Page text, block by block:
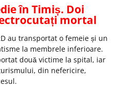
în Timiș. Doi
mortal
au transportat o femeie și un
la membrele inferioare.
două victime la spital, iar
din nefericire,